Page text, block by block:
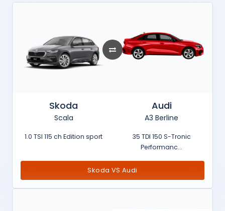
Skoda
Scala
1.0 TSI 115 ch Edition sport
Audi
A3 Berline
35 TDI 150 S-Tronic
Performanc...
Skoda VS Audi